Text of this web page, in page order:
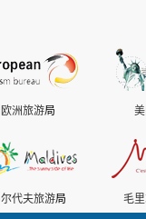
欧洲旅游局
代夫旅游局 毛